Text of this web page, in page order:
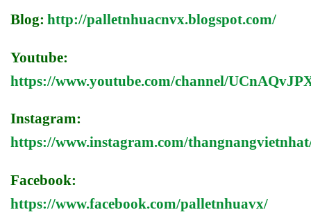
Blog: http://palletnhuacnvx.blogspot.com/
Youtube:
https://www.youtube.com/channel/
Instagram:
https://www.instagram.com/
Facebook:
https://www.facebook.com/palletnhuavx/